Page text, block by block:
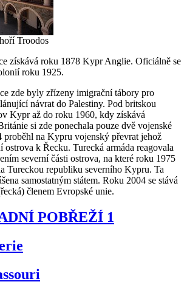
Troodos
získává roku 1878 Kypr Anglie. Oficiálně se
roku 1925.
zde byly zřízeny imigrační tábory pro
návrat do Palestiny. Pod britskou
Kypr až do roku 1960, kdy získává
si zde ponechala pouze dvě vojenské
proběhl na Kypru vojenský převrat jehož
ostrova k Řecku. Turecká armáda reagovala
severní části ostrova, na které roku 1975
Tureckou republiku severního Kypru. Ta
samostatným státem. Roku 2004 se stává
členem Evropské unie.
POBŘEŽÍ 1